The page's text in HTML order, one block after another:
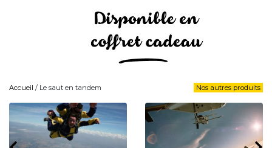
Accueil / Le saut en tandem Nos autres produits